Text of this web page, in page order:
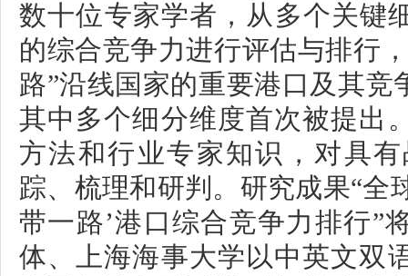
数十位专家学者，从多个关键
的综合竞争力进行评估与排行
路”沿线国家的重要港口及其
其中多个细分维度首次被提出
方法和行业专家知识，对具
踪、梳理和研判。研究成果“全
带一路’港口综合竞争力排行”
体、上海海事大学以中英文双